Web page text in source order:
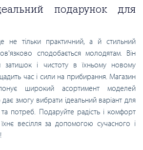
подарунок для
не тільки практичний, а й стильний
сподобається молодятам. Він
і чистоту в їхньому новому
час і сили на прибирання. Магазин
широкий асортимент моделей
змогу вибрати ідеальний варіант для
потреб. Подаруйте радість і комфорт
весілля за допомогою сучасного і